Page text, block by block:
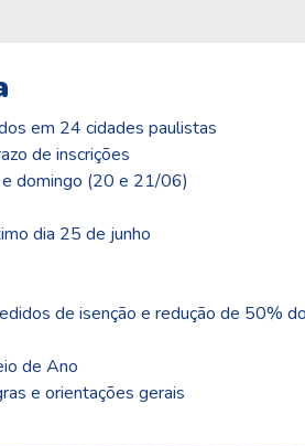
em 24 cidades paulistas
de inscrições
domingo (20 e 21/06)
dia 25 de junho
de isenção e redução de 50%
de Ano
e orientações gerais